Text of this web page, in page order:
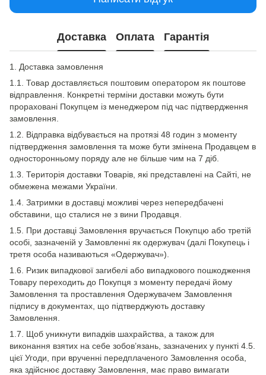
Доставка Оплата Гарантія
1. Доставка замовлення
1.1. Товар доставляється поштовим оператором як поштове
відправлення. Конкретні терміни доставки можуть бути
прораховані Покупцем із менеджером під час підтвердження
замовлення.
1.2. Відправка відбувається на протязі 48 годин з моменту
підтвердження замовлення та може бути змінена Продавцем в
односторонньому поряду але не більше чим на 7 діб.
1.3. Територія доставки Товарів, які представлені на Сайті, не
обмежена межами України.
1.4. Затримки в доставці можливі через непередбачені
обставини, що сталися не з вини Продавця.
1.5. При доставці Замовлення вручається Покупцю або третій
особі, зазначеній у Замовленні як одержувач (далі Покупець і
третя особа називаються «Одержувач»).
1.6. Ризик випадкової загибелі або випадкового пошкодження
Товару переходить до Покупця з моменту передачі йому
Замовлення та проставлення Одержувачем Замовлення
підпису в документах, що підтверджують доставку
Замовлення.
1.7. Щоб уникнути випадків шахрайства, а також для
виконання взятих на себе зобов’язань, зазначених у пункті 4.5.
цієї Угоди, при врученні передплаченого Замовлення особа,
яка здійснює доставку Замовлення, має право вимагати